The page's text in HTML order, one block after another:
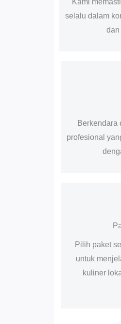
selalu dalam
dan
Berkendara
profesional
Pilih paket
untuk
kuliner